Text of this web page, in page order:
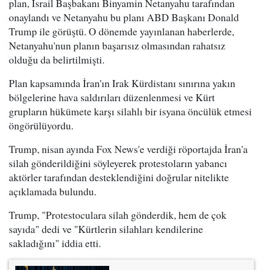
plan, İsrail Başbakanı Binyamin Netanyahu tarafından
onaylandı ve Netanyahu bu planı ABD Başkanı Donald
Trump ile görüştü. O dönemde yayınlanan haberlerde,
Netanyahu'nun planın başarısız olmasından rahatsız
olduğu da belirtilmişti.
Plan kapsamında İran'ın Irak Kürdistanı sınırına yakın
bölgelerine hava saldırıları düzenlenmesi ve Kürt
grupların hükümete karşı silahlı bir isyana öncülük etmesi
öngörülüyordu.
Trump, nisan ayında Fox News'e verdiği röportajda İran'a
silah gönderildiğini söyleyerek protestoların yabancı
aktörler tarafından desteklendiğini doğrular nitelikte
açıklamada bulundu.
Trump, "Protestoculara silah gönderdik, hem de çok
sayıda" dedi ve "Kürtlerin silahları kendilerine
sakladığını" iddia etti.